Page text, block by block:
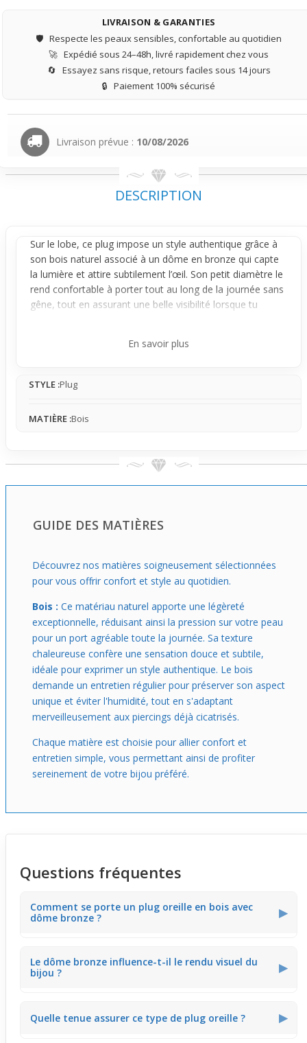
LIVRAISON & GARANTIES
🛡️ Respecte les peaux sensibles, confortable au quotidien
🚀 Expédié sous 24–48h, livré rapidement chez vous
🔄 Essayez sans risque, retours faciles sous 14 jours
🔒 Paiement 100% sécurisé
Livraison prévue : 10/08/2026
DESCRIPTION
Sur le lobe, ce plug impose un style authentique grâce à
son bois naturel associé à un dôme en bronze qui capte
la lumière et attire subtilement l’œil. Son petit diamètre le
rend confortable à porter tout au long de la journée sans
gêne, tout en assurant une belle visibilité lorsque tu
Le design est le véritable atout de ce
visuel marqué mais jamais excessif. De face, le bijou
tenue solide grâce aux bords légèrement évasés.
look naturel et moderne. Parfait pour un port prolongé, il
En savoir plus
STYLE :Plug
MATIÈRE :Bois
GUIDE DES MATIÈRES
Découvrez nos matières soigneusement sélectionnées
pour vous offrir confort et style au quotidien.
Bois : Ce matériau naturel apporte une légèreté
exceptionnelle, réduisant ainsi la pression sur votre peau
pour un port agréable toute la journée. Sa texture
chaleureuse confère une sensation douce et subtile,
idéale pour exprimer un style authentique. Le bois
demande un entretien régulier pour préserver son aspect
unique et éviter l'humidité, tout en s'adaptant
merveilleusement aux piercings déjà cicatrisés.
Chaque matière est choisie pour allier confort et
entretien simple, vous permettant ainsi de profiter
sereinement de votre bijou préféré.
Questions fréquentes
Comment se porte un plug oreille en bois avec
dôme bronze ?
▶
confortablement le lobe grâce à sa forme courbe,
offrant une sensation agréable et durable sans gêne.
Le dôme bronze influence-t-il le rendu visuel du
bijou ?
▶
apportant un effet visuel marqué et élégant qui attire
Quelle tenue assurer ce type de plug oreille ? ▶